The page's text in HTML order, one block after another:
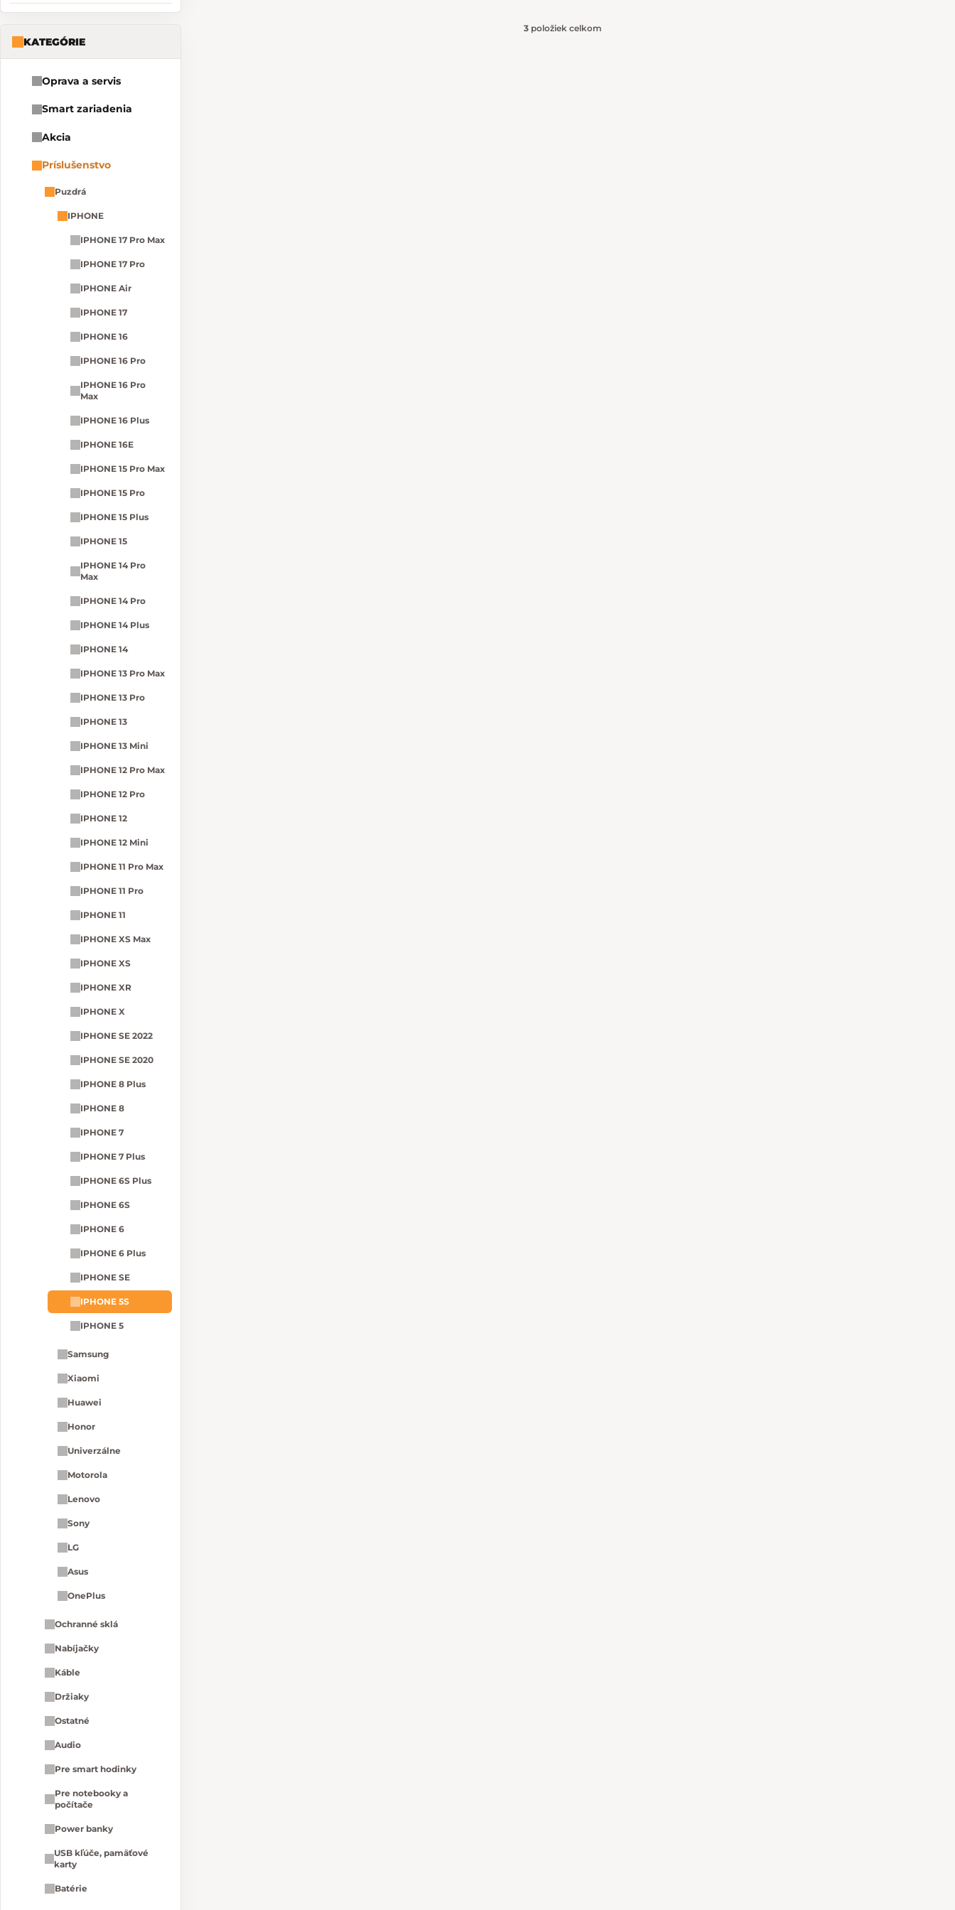
KATEGÓRIE
Oprava a servis
Smart zariadenia
Akcia
Príslušenstvo
Puzdrá
IPHONE
IPHONE 17 Pro Max
IPHONE 17 Pro
IPHONE Air
IPHONE 17
IPHONE 16
IPHONE 16 Pro
IPHONE 16 Pro
Max
IPHONE 16 Plus
IPHONE 16E
IPHONE 15 Pro Max
IPHONE 15 Pro
IPHONE 15 Plus
IPHONE 15
IPHONE 14 Pro
Max
IPHONE 14 Pro
IPHONE 14 Plus
IPHONE 14
IPHONE 13 Pro Max
IPHONE 13 Pro
IPHONE 13
IPHONE 13 Mini
IPHONE 12 Pro Max
IPHONE 12 Pro
IPHONE 12
IPHONE 12 Mini
IPHONE 11 Pro Max
IPHONE 11 Pro
IPHONE 11
IPHONE XS Max
IPHONE XS
IPHONE XR
IPHONE X
IPHONE SE 2022
IPHONE SE 2020
IPHONE 8 Plus
IPHONE 8
IPHONE 7
IPHONE 7 Plus
IPHONE 6S Plus
IPHONE 6S
IPHONE 6
IPHONE 6 Plus
IPHONE SE
IPHONE 5S
IPHONE 5
Samsung
Xiaomi
Huawei
Honor
Univerzálne
Motorola
Lenovo
Sony
LG
Asus
OnePlus
Ochranné sklá
Nabíjačky
Káble
Držiaky
Ostatné
Audio
Pre smart hodinky
Pre notebooky a
počítače
Power banky
USB kľúče, pamäťové
karty
Batérie
3položiek celkom